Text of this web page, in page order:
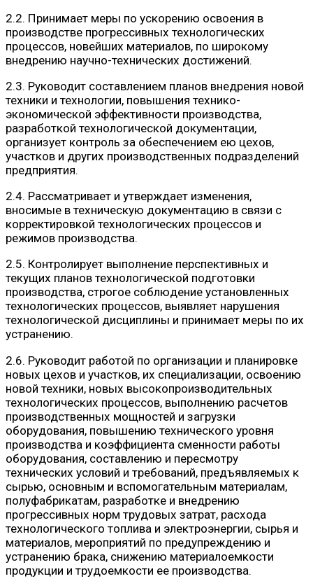
2.2. Принимает меры по ускорению освоения в
производстве прогрессивных технологических
процессов, новейших материалов, по широкому
внедрению научно-технических достижений.
2.3. Руководит составлением планов внедрения новой
техники и технологии, повышения технико-
экономической эффективности производства,
разработкой технологической документации,
организует контроль за обеспечением ею цехов,
участков и других производственных подразделений
предприятия.
2.4. Рассматривает и утверждает изменения,
вносимые в техническую документацию в связи с
корректировкой технологических процессов и
режимов производства.
2.5. Контролирует выполнение перспективных и
текущих планов технологической подготовки
производства, строгое соблюдение установленных
технологических процессов, выявляет нарушения
технологической дисциплины и принимает меры по их
устранению.
2.6. Руководит работой по организации и планировке
новых цехов и участков, их специализации, освоению
новой техники, новых высокопроизводительных
технологических процессов, выполнению расчетов
производственных мощностей и загрузки
оборудования, повышению технического уровня
производства и коэффициента сменности работы
оборудования, составлению и пересмотру
технических условий и требований, предъявляемых к
сырью, основным и вспомогательным материалам,
полуфабрикатам, разработке и внедрению
прогрессивных норм трудовых затрат, расхода
технологического топлива и электроэнергии, сырья и
материалов, мероприятий по предупреждению и
устранению брака, снижению материалоемкости
продукции и трудоемкости ее производства.